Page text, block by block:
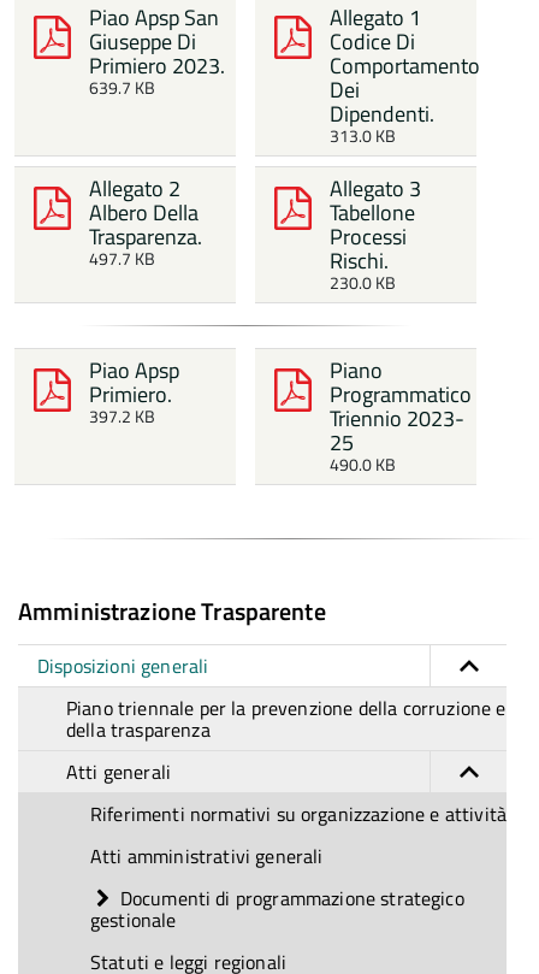
Piao Apsp San
Giuseppe Di
Primiero 2023.
639.7 KB
Allegato 1
Codice Di
Comportamento
Dei
Dipendenti.
313.0 KB
Allegato 2
Albero Della
Trasparenza.
497.7 KB
Allegato 3
Tabellone
Processi
Rischi.
230.0 KB
Piao Apsp
Primiero.
397.2 KB
Piano
Programmatico
Triennio 2023-
25
490.0 KB
Amministrazione Trasparente
Disposizioni generali
Piano triennale per la prevenzione della corruzione e
della trasparenza
Atti generali
Riferimenti normativi su organizzazione e attività
Atti amministrativi generali
Documenti di programmazione strategico
gestionale
Statuti e leggi regionali